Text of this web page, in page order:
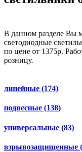
В данном разделе Вы
светодиодные
по цене от 1375р.
розницу.
линейные (174)
подвесные (138)
универсальные (83)
взрывозащищенные